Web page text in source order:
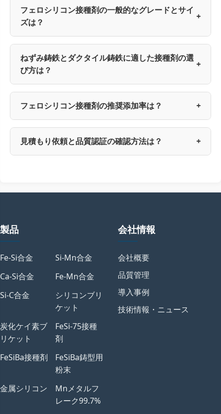
フェロシリコン接種剤の一般的なグレードとサイ
ズは？
+
ねずみ鋳鉄とダクタイル鋳鉄に適した接種剤の選
び方は？
+
フェロシリコン接種剤の推奨添加率は？ +
見積もり依頼と品質認証の確認方法は？ +
製品
Fe-Si合金
Si-Mn合金
Ca-Si合金
Fe-Mn合金
Si-C合金
シリコンブリ
ケット
炭化ケイ素ブ
リケット
FeSi-75接種
剤
FeSiBa接種剤
FeSiBa鋳型用
粉末
金属シリコン
Mnメタルフ
レーク99.7%
会社情報
会社概要
品質管理
導入事例
技術情報・ニュース